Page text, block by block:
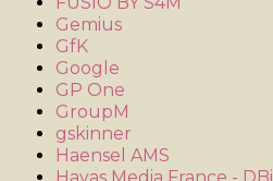
Gemius
GfK
Google
GP One
GroupM
gskinner
Haensel AMS